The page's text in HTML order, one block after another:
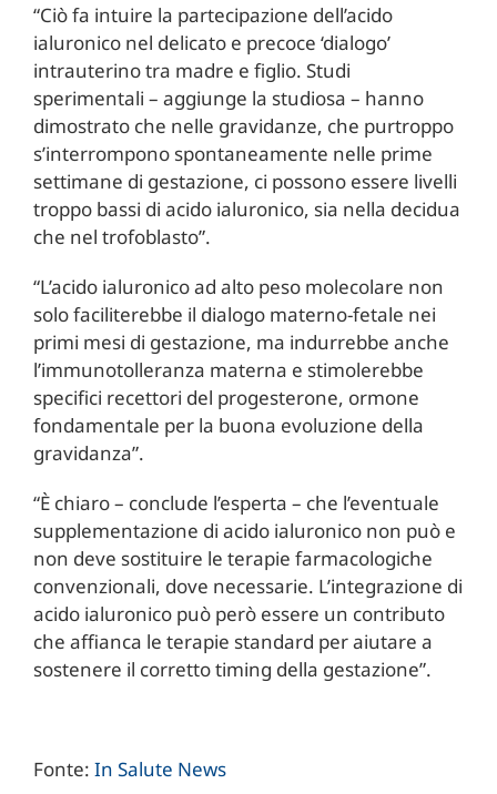
“Ciò fa intuire la partecipazione dell’acido
ialuronico nel delicato e precoce ‘dialogo’
intrauterino tra madre e figlio. Studi
sperimentali – aggiunge la studiosa – hanno
dimostrato che nelle gravidanze, che purtroppo
s’interrompono spontaneamente nelle prime
settimane di gestazione, ci possono essere livelli
troppo bassi di acido ialuronico, sia nella decidua
che nel trofoblasto”.
“L’acido ialuronico ad alto peso molecolare non
solo faciliterebbe il dialogo materno-fetale nei
primi mesi di gestazione, ma indurrebbe anche
l’immunotolleranza materna e stimolerebbe
specifici recettori del progesterone, ormone
fondamentale per la buona evoluzione della
gravidanza”.
“È chiaro – conclude l’esperta – che l’eventuale
supplementazione di acido ialuronico non può e
non deve sostituire le terapie farmacologiche
convenzionali, dove necessarie. L’integrazione di
acido ialuronico può però essere un contributo
che affianca le terapie standard per aiutare a
sostenere il corretto timing della gestazione”.
Fonte: In Salute News